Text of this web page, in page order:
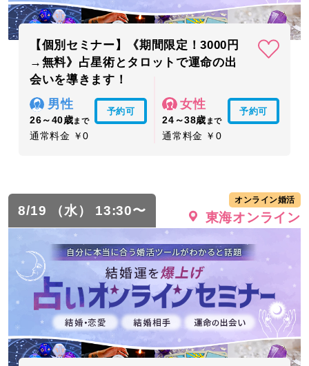
【個別セミナー】《期間限定！3000円
→無料》占星術とタロットで運命の出
会いを導きます！
男性
26～40歳まで
予約可
通常料金 ￥0
女性
24～38歳 まで
予約可
通常料金 ￥0
8/19 （水） 13:30〜
オンライン婚活
東海オンライン